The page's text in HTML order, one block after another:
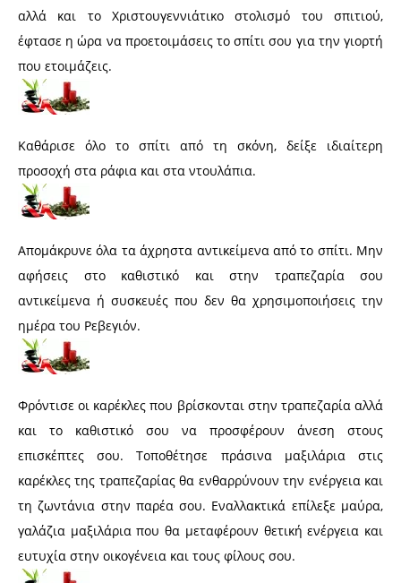
αλλά και το Χριστουγεννιάτικο στολισμό του σπιτιού,
έφτασε η ώρα να προετοιμάσεις το σπίτι σου για την γιορτή
που ετοιμάζεις.
Καθάρισε όλο το σπίτι από τη σκόνη, δείξε ιδιαίτερη
προσοχή στα ράφια και στα ντουλάπια.
Απομάκρυνε όλα τα άχρηστα αντικείμενα από το σπίτι. Μην
αφήσεις στο καθιστικό και στην τραπεζαρία σου
αντικείμενα ή συσκευές που δεν θα χρησιμοποιήσεις την
ημέρα του Ρεβεγιόν.
Φρόντισε οι καρέκλες που βρίσκονται στην τραπεζαρία αλλά
και το καθιστικό σου να προσφέρουν άνεση στους
επισκέπτες σου. Τοποθέτησε πράσινα μαξιλάρια στις
καρέκλες της τραπεζαρίας θα ενθαρρύνουν την ενέργεια και
τη ζωντάνια στην παρέα σου. Εναλλακτικά επίλεξε μαύρα,
γαλάζια μαξιλάρια που θα μεταφέρουν θετική ενέργεια και
ευτυχία στην οικογένεια και τους φίλους σου.